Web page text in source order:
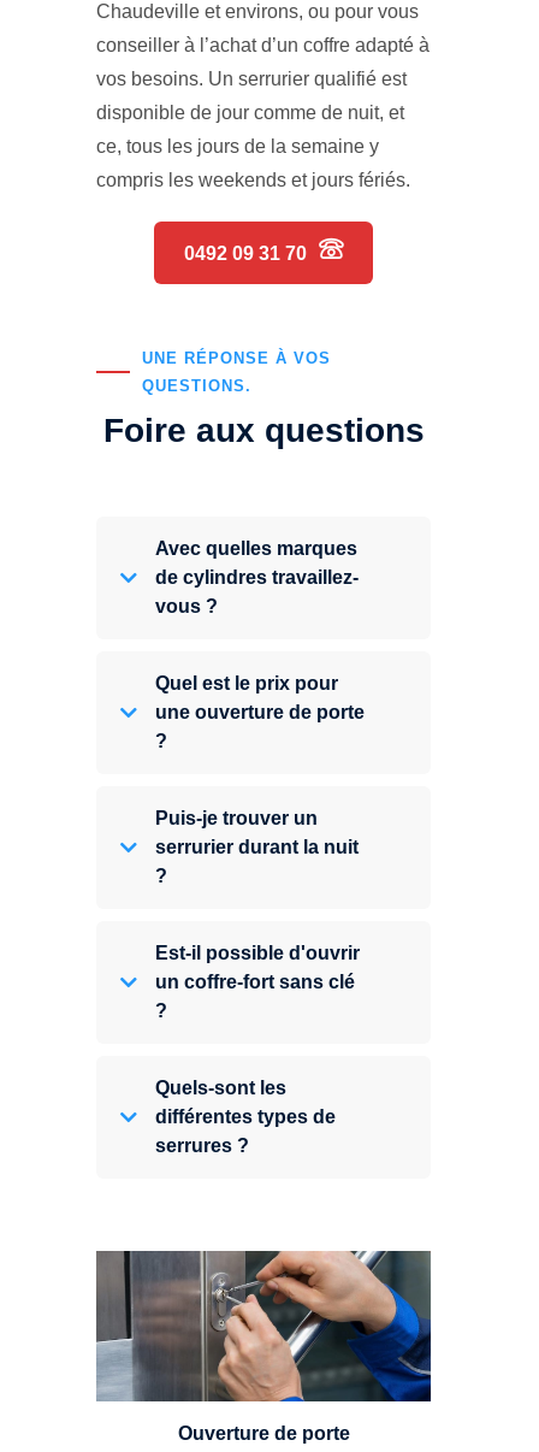
Chaudeville et environs, ou pour vous
conseiller à l’achat d’un coffre adapté à
vos besoins. Un serrurier qualifié est
disponible de jour comme de nuit, et
ce, tous les jours de la semaine y
compris les weekends et jours fériés.
0492 09 31 70
UNE RÉPONSE À VOS
QUESTIONS.
Foire aux questions
Avec quelles marques
de cylindres travaillez-
vous ?
Quel est le prix pour
une ouverture de porte
?
Puis-je trouver un
serrurier durant la nuit
?
Est-il possible d'ouvrir
un coffre-fort sans clé
?
Quels-sont les
différentes types de
serrures ?
Vous avez perdu vos clés ou la
porte s'est refermée derrière vous
? Un serrurier est disponible
24h/7.
Ouverture de porte